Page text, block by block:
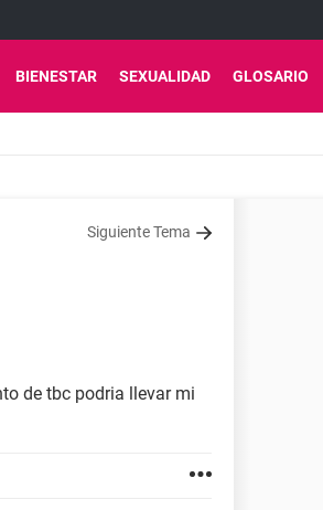
BIENESTAR SEXUALIDAD GLOSARIO
Siguiente Tema
de tbc podria llevar mi